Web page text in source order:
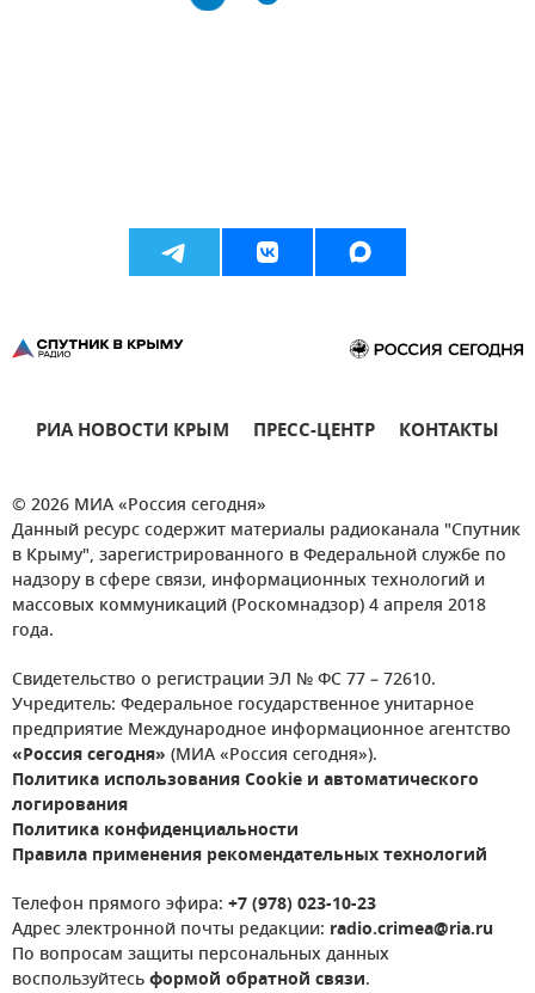
РИА НОВОСТИ КРЫМ ПРЕСС-ЦЕНТР КОНТАКТЫ
© 2026 МИА «Россия сегодня»
Данный ресурс содержит материалы радиоканала "Спутник
в Крыму", зарегистрированного в Федеральной службе по
надзору в сфере связи, информационных технологий и
массовых коммуникаций (Роскомнадзор) 4 апреля 2018
года.
Свидетельство о регистрации ЭЛ № ФС 77 – 72610.
Учредитель: Федеральное государственное унитарное
предприятие Международное информационное агентство
«Россия сегодня» (МИА «Россия сегодня»).
Политика использования Cookie и автоматического
логирования
Политика конфиденциальности
Правила применения рекомендательных технологий
Телефон прямого эфира: +7 (978) 023-10-23
Адрес электронной почты редакции: radio.crimea@ria.ru
По вопросам защиты персональных данных
воспользуйтесьформой обратной связи.